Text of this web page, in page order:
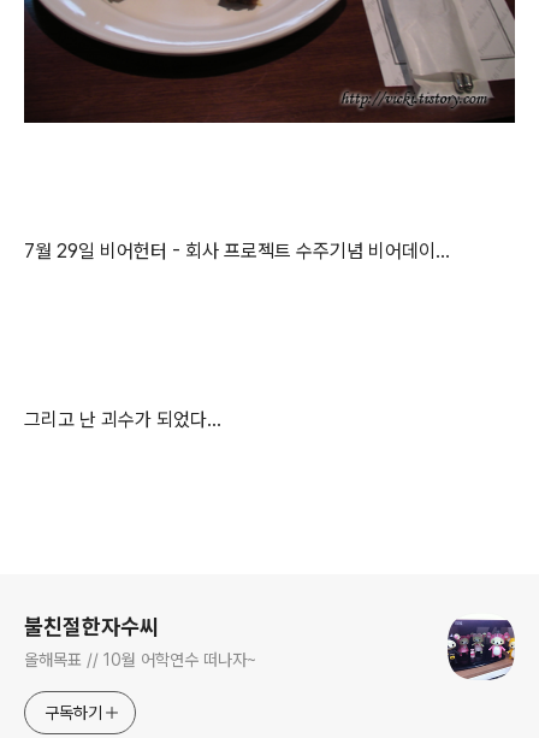
7월 29일 비어헌터 - 회사 프로젝트 수주기념 비어데이...
그리고 난 괴수가 되었다...
불친절한자수씨
올해목표 // 10월 어학연수 떠나자~
구독하기